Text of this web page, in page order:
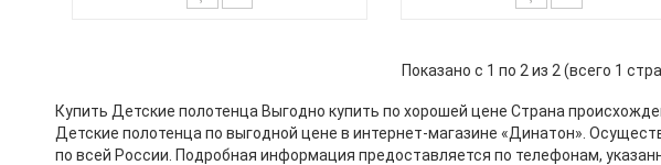
объятия мамы, полотенце ЛЕС
ТЕКСТИЛЬ подарит Вашему малышу
комфорт и спокойствие. Натуральная
обернуться в пушистое
полотенце пончо ЛЕС
подарит малышу комфорт и
спокойствие. Натуральная
Показано с 1 по 2 из 2 (всего 1
Купить Детские полотенца Выгодно купить по хорошей цене Страна
Детские полотенца по выгодной цене в интернет-магазине «Динатон».
по всей России. Подробная информация предоставляется по телефонам,